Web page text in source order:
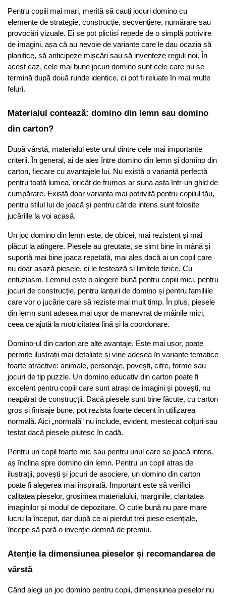
Pentru copiii mai mari, merită să cauți jocuri domino cu
elemente de strategie, construcție, secvențiere, numărare sau
provocări vizuale. Ei se pot plictisi repede de o simplă potrivire
de imagini, așa că au nevoie de variante care le dau ocazia să
planifice, să anticipeze mișcări sau să inventeze reguli noi. În
acest caz, cele mai bune jocuri domino sunt cele care nu se
termină după două runde identice, ci pot fi reluate în mai multe
feluri.
Materialul contează: domino din lemn sau domino
din carton?
După vârstă, materialul este unul dintre cele mai importante
criterii. În general, ai de ales între domino din lemn și domino din
carton, fiecare cu avantajele lui. Nu există o variantă perfectă
pentru toată lumea, oricât de frumos ar suna asta într-un ghid de
cumpărare. Există doar varianta mai potrivită pentru copilul tău,
pentru stilul lui de joacă și pentru cât de intens sunt folosite
jucăriile la voi acasă.
Un joc domino din lemn este, de obicei, mai rezistent și mai
plăcut la atingere. Piesele au greutate, se simt bine în mână și
suportă mai bine joaca repetată, mai ales dacă ai un copil care
nu doar așază piesele, ci le testează și limitele fizice. Cu
entuziasm. Lemnul este o alegere bună pentru copiii mici, pentru
jocuri de construcție, pentru lanțuri de domino și pentru familiile
care vor o jucărie care să reziste mai mult timp. În plus, piesele
din lemn sunt adesea mai ușor de manevrat de mâinile mici,
ceea ce ajută la motricitatea fină și la coordonare.
Domino-ul din carton are alte avantaje. Este mai ușor, poate
permite ilustrații mai detaliate și vine adesea în variante tematice
foarte atractive: animale, personaje, povești, cifre, forme sau
jocuri de tip puzzle. Un domino educativ din carton poate fi
excelent pentru copiii care sunt atrași de imagini și povești, nu
neapărat de construcții. Dacă piesele sunt bine făcute, cu carton
gros și finisaje bune, pot rezista foarte decent în utilizarea
normală. Aici „normală” nu include, evident, mestecat colțuri sau
testat dacă piesele plutesc în cadă.
Pentru un copil foarte mic sau pentru unul care se joacă intens,
aș înclina spre domino din lemn. Pentru un copil atras de
ilustrații, povești și jocuri de asociere, un domino din carton
poate fi alegerea mai inspirată. Important este să verifici
calitatea pieselor, grosimea materialului, marginile, claritatea
imaginilor și modul de depozitare. O cutie bună nu pare mare
lucru la început, dar după ce ai pierdut trei piese esențiale,
începe să pară o invenție demnă de premiu.
Atenție la dimensiunea pieselor și recomandarea de
vârstă
Când alegi un joc domino pentru copii, dimensiunea pieselor nu